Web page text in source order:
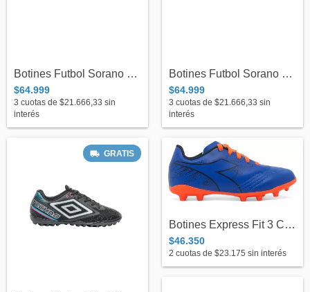
Botines Futbol Sorano TG C/Negro- Kappa
$64.999
3 cuotas de $21.666,33 sin
interés
Botines Futbol Sorano TG C/Blanco - Kapp...
$64.999
3 cuotas de $21.666,33 sin
interés
GRATIS
Botines Express Fit 3 Campo Kids - Diado...
$46.350
2 cuotas de $23.175 sin interés